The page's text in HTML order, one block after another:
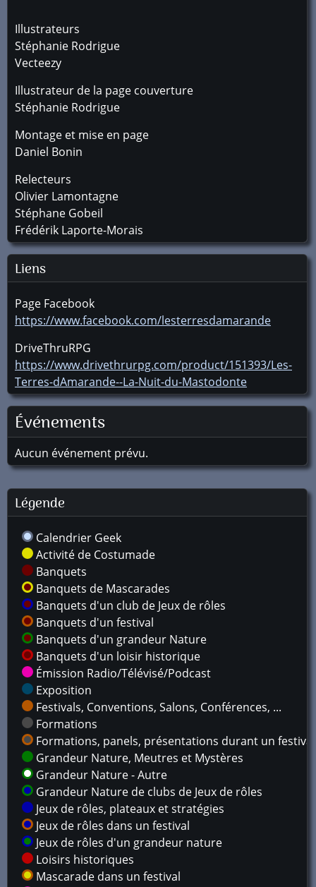
Illustrateurs
Stéphanie Rodrigue
Vecteezy
Illustrateur de la page couverture
Stéphanie Rodrigue
Montage et mise en page
Daniel Bonin
Relecteurs
Olivier Lamontagne
Stéphane Gobeil
Frédérik Laporte-Morais
Liens
Page Facebook
https://www.facebook.com/lesterresdamarande
DriveThruRPG
https://www.drivethrurpg.com/product/151393/Les-
Terres-dAmarande--La-Nuit-du-Mastodonte
Événements
Aucun événement prévu.
Légende
Calendrier Geek
Activité de Costumade
Banquets
Banquets de Mascarades
Banquets d'un club de Jeux de rôles
Banquets d'un festival
Banquets d'un grandeur Nature
Banquets d'un loisir historique
Émission Radio/Télévisé/Podcast
Exposition
Festivals, Conventions, Salons, Conférences, ...
Formations
Formations, panels, présentations durant un festival
Grandeur Nature, Meutres et Mystères
Grandeur Nature - Autre
Grandeur Nature de clubs de Jeux de rôles
Jeux de rôles, plateaux et stratégies
Jeux de rôles dans un festival
Jeux de rôles d'un grandeur nature
Loisirs historiques
Mascarade dans un festival